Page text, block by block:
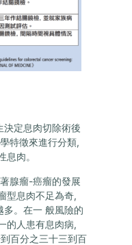
決定息肉切除術後
特徵來進行分類,
肉。
腺瘤-癌瘤的發展
型息肉不足為奇,
多。在一 般風險的
的人患有息肉病,
百分之三十三到百